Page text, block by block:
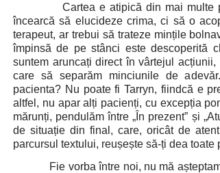
Cartea e atipică din mai multe
încearcă să elucideze crima, ci să o
terapeut, ar trebui să trateze mințile
împinsă de pe stânci este descoperită
suntem aruncați direct în vârtejul
care să separăm minciunile de
pacienta? Nu poate fi Tarryn, fiindcă e
altfel, nu apar alți pacienți, cu excepția
mărunți, pendulăm între „În prezent” și
de situație din final, care, oricât de
parcursul textului, reușește să-ți dea toate
Fie vorba între noi, nu mă